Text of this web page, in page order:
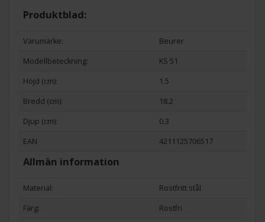
Produktblad:
Varumärke:
Beurer
Modellbeteckning:
KS 51
Höjd (cm):
1.5
Bredd (cm):
18.2
Djup (cm):
0.3
EAN
4211125706517
Allmän information
Material:
Rostfritt stål
Färg:
Rostfri